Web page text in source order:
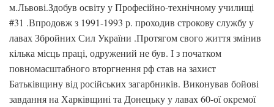
м.Львові.Здобув освіту у Професійно-технічному училищі
#31 .Впродовж з 1991-1993 р. проходив строкову службу у
лавах Збройних Сил України .Протягом свого життя змінив
кілька місць праці, одружений не був. І з початком
повномасштабного вторгнення рф став на захист
Батьківщину від російських загарбників. Виконував бойові
завдання на Харківщині та Донецьку у лавах 60-ої окремої